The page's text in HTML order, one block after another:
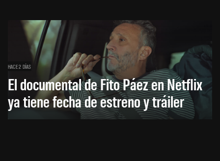
HACE 2 DÍAS
El documental de Fito Páez en Netflix
ya tiene fecha de estreno y tráiler